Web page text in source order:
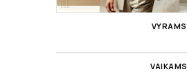
VYRAMS
VAIKAMS